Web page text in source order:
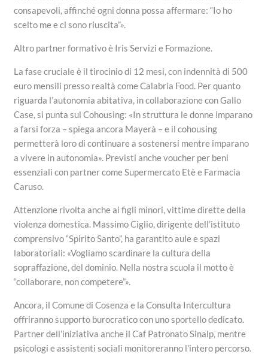
consapevoli, affinché ogni donna possa affermare: “Io ho
scelto me e ci sono riuscita”».
Altro partner formativo è Iris Servizi e Formazione.
La fase cruciale è il tirocinio di 12 mesi, con indennità di 500
euro mensili presso realtà come Calabria Food. Per quanto
riguarda l’autonomia abitativa, in collaborazione con Gallo
Case, si punta sul Cohousing: «In struttura le donne imparano
a farsi forza – spiega ancora Mayerà – e il cohousing
permetterà loro di continuare a sostenersi mentre imparano
a vivere in autonomia». Previsti anche voucher per beni
essenziali con partner come Supermercato Etè e Farmacia
Caruso.
Attenzione rivolta anche ai figli minori, vittime dirette della
violenza domestica. Massimo Ciglio, dirigente dell’istituto
comprensivo “Spirito Santo”, ha garantito aule e spazi
laboratoriali: «Vogliamo scardinare la cultura della
sopraffazione, del dominio. Nella nostra scuola il motto è
“collaborare, non competere”».
Ancora, il Comune di Cosenza e la Consulta Intercultura
offriranno supporto burocratico con uno sportello dedicato.
Partner dell’iniziativa anche il Caf Patronato Sinalp, mentre
psicologi e assistenti sociali monitoreranno l’intero percorso.